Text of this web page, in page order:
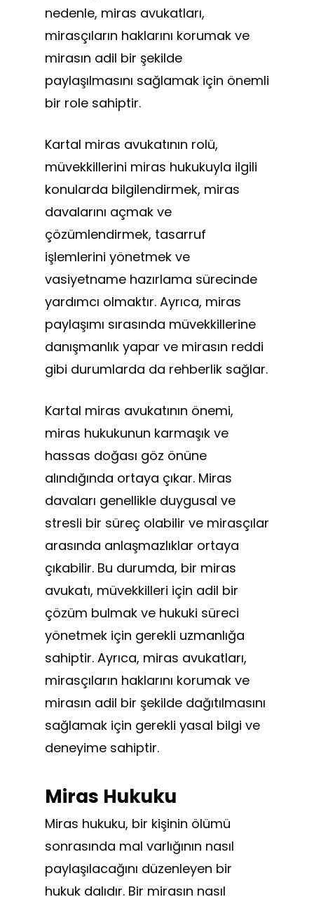
nedenle, miras avukatları,
mirasçıların haklarını korumak ve
mirasın adil bir şekilde
paylaşılmasını sağlamak için önemli
bir role sahiptir.
Kartal miras avukatının rolü,
müvekkillerini miras hukukuyla ilgili
konularda bilgilendirmek, miras
davalarını açmak ve
çözümlendirmek, tasarruf
işlemlerini yönetmek ve
vasiyetname hazırlama sürecinde
yardımcı olmaktır. Ayrıca, miras
paylaşımı sırasında müvekkillerine
danışmanlık yapar ve mirasın reddi
gibi durumlarda da rehberlik sağlar.
Kartal miras avukatının önemi,
miras hukukunun karmaşık ve
hassas doğası göz önüne
alındığında ortaya çıkar. Miras
davaları genellikle duygusal ve
stresli bir süreç olabilir ve mirasçılar
arasında anlaşmazlıklar ortaya
çıkabilir. Bu durumda, bir miras
avukatı, müvekkilleri için adil bir
çözüm bulmak ve hukuki süreci
yönetmek için gerekli uzmanlığa
sahiptir. Ayrıca, miras avukatları,
mirasçıların haklarını korumak ve
mirasın adil bir şekilde dağıtılmasını
sağlamak için gerekli yasal bilgi ve
deneyime sahiptir.
Miras Hukuku
Miras hukuku, bir kişinin ölümü
sonrasında mal varlığının nasıl
paylaşılacağını düzenleyen bir
hukuk dalıdır. Bir mirasın nasıl